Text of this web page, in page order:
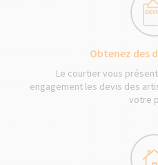
Obtenez des
Le courtier vous
engagement les devis des
votre